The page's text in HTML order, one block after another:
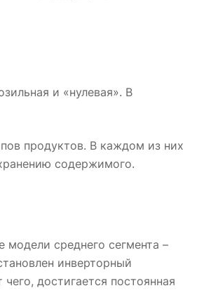
и «нулевая». В
продуктов. В каждом из них
содержимого.
среднего сегмента –
инверторный
достигается постоянная